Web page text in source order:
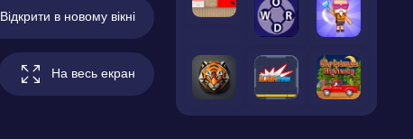
Відкрити в новому вікні
На весь екран